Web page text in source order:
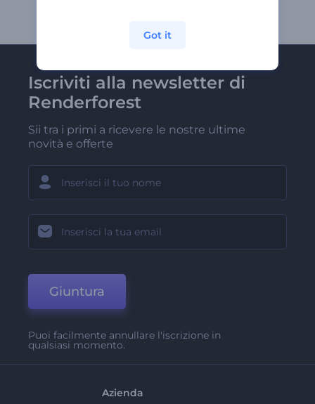
Iscriviti alla newsletter di
Renderforest
Sii tra i primi a ricevere le nostre ultime
novità e offerte
Giuntura
Puoi facilmente annullare l'iscrizione in
qualsiasi momento.
Azienda
Got it